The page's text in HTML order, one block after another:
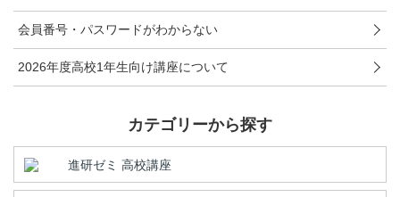
進研ゼミ 小学講座
進研ゼミ 中学講座
進研ゼミ高校講座のご紹介はこちら
会員番号・パスワードがわからない
2026年度高校1年生向け講座について
カテゴリーから探す
進研ゼミ 高校講座